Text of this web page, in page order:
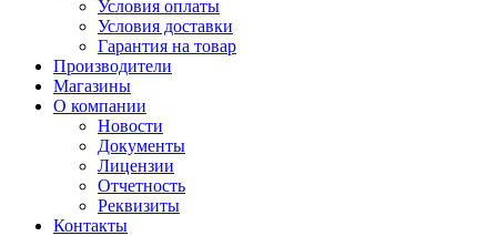
Условия оплаты
Условия доставки
Гарантия на товар
Производители
Магазины
О компании
Новости
Документы
Лицензии
Отчетность
Реквизиты
Контакты